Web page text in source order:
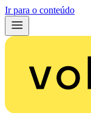
Ir para o conteúdo